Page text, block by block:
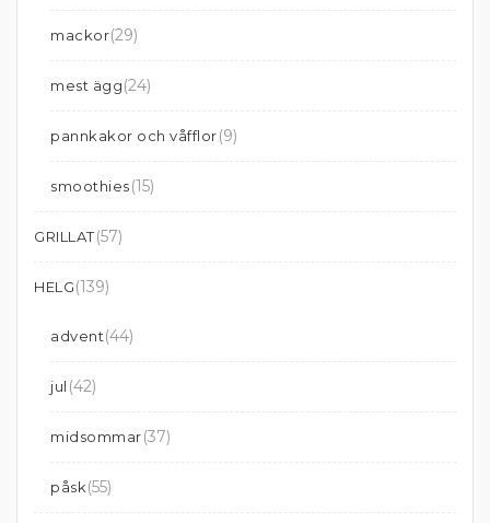
mackor(29)
mest ägg(24)
pannkakor och våfflor(9)
smoothies(15)
GRILLAT(57)
HELG(139)
advent(44)
jul (42)
midsommar(37)
påsk(55)